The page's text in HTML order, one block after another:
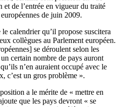
et de l’entrée en vigueur du traité
de juin 2009.
calendrier qu’il propose suscitera
collègues au Parlement européen.
se déroulent selon les
certain nombre de pays auront
n’en auraient occupé avec le
c’est un gros problème ».
a le mérite de « mettre en
que les pays devront « se